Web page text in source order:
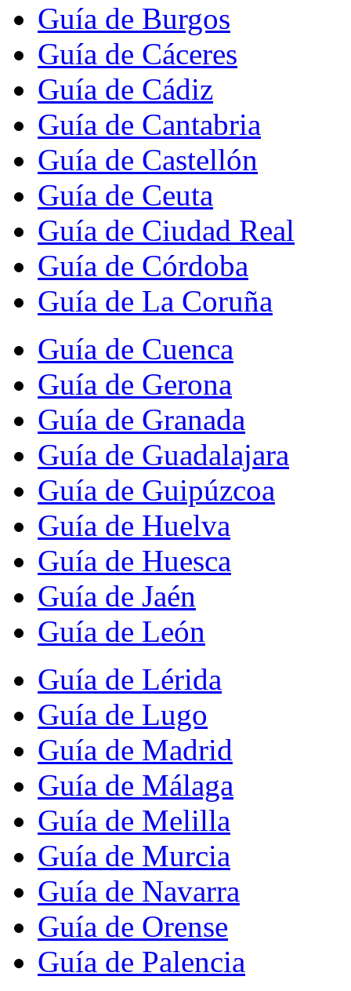
Guía de Burgos
Guía de Cáceres
Guía de Cádiz
Guía de Cantabria
Guía de Castellón
Guía de Ceuta
Guía de Ciudad Real
Guía de Córdoba
Guía de La Coruña
Guía de Cuenca
Guía de Gerona
Guía de Granada
Guía de Guadalajara
Guía de Guipúzcoa
Guía de Huelva
Guía de Huesca
Guía de Jaén
Guía de León
Guía de Lérida
Guía de Lugo
Guía de Madrid
Guía de Málaga
Guía de Melilla
Guía de Murcia
Guía de Navarra
Guía de Orense
Guía de Palencia